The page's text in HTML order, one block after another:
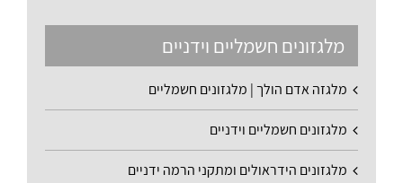
מלגזונים חשמליים וידניים
מלגזה אדם הולך | מלגזונים חשמליים
מלגזונים חשמליים וידניים
מלגזונים הידראולים ומתקני הרמה ידניים